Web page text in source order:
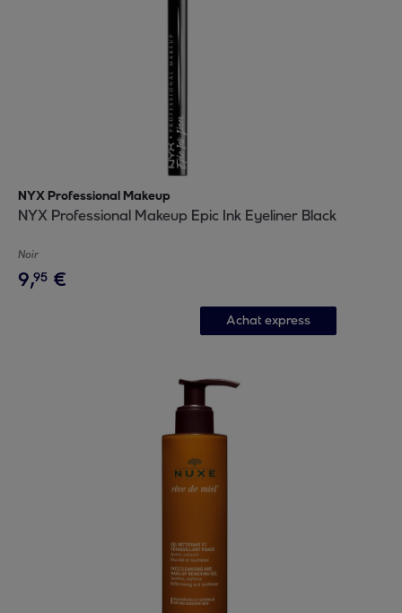
NYX Professional Makeup
NYX Professional Makeup Epic Ink Eyeliner Black
Noir
9,95 €
Achat express